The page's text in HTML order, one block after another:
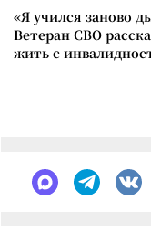
«Я учился заново
Ветеран СВО
жить с